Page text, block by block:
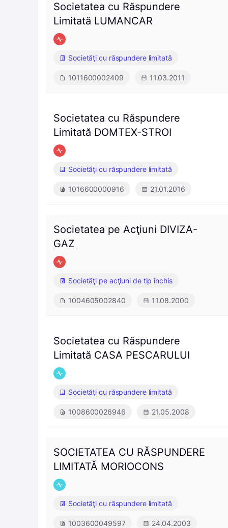
Societatea cu Răspundere
Limitată LUMANCAR
Societăţi cu răspundere limitată
1011600002409 11.03.2011
Societatea cu Răspundere
Limitată DOMTEX-STROI
Societăţi cu răspundere limitată
1016600000916 21.01.2016
Societatea pe Acţiuni DIVIZA-
GAZ
Societăţi pe acţiuni de tip închis
1004605002840 11.08.2000
Societatea cu Răspundere
Limitată CASA PESCARULUI
Societăţi cu răspundere limitată
1008600026946 21.05.2008
SOCIETATEA CU RĂSPUNDERE
LIMITATĂ MORIOCONS
Societăţi cu răspundere limitată
1003600049597 24.04.2003